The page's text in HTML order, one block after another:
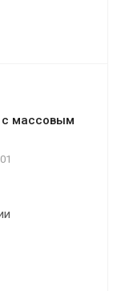
массовым